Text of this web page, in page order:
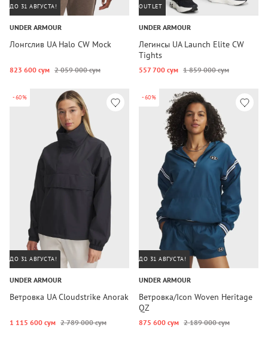
ДО 31 АВГУСТА!
UNDER ARMOUR
Лонгслив UA Halo CW Mock
823 600 сум 2 059 000 сум
OUTLET
UNDER ARMOUR
Легинсы UA Launch Elite CW
Tights
557 700 сум 1 859 000 сум
-60%
ДО 31 АВГУСТА!
UNDER ARMOUR
Ветровка UA Cloudstrike Anorak
1 115 600 сум 2 789 000 сум
-60%
ДО 31 АВГУСТА!
UNDER ARMOUR
Ветровка/Icon Woven Heritage
QZ
875 600 сум 2 189 000 сум